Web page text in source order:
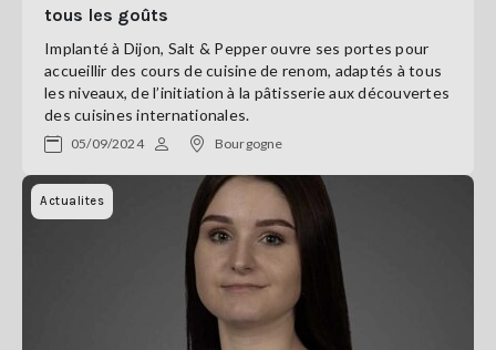
tous les goûts
Implanté à Dijon, Salt & Pepper ouvre ses portes pour
accueillir des cours de cuisine de renom, adaptés à tous
les niveaux, de l’initiation à la pâtisserie aux découvertes
des cuisines internationales.
05/09/2024 Bourgogne
Actualites